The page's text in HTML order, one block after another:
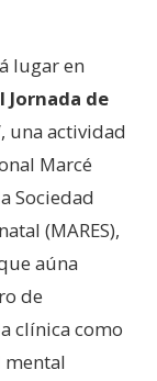
lugar en
Jornada de
una actividad
Marcé
Sociedad
(MARES),
aúna
de
clínica como
mental